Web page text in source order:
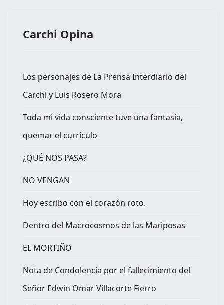
Carchi Opina
Los personajes de La Prensa Interdiario del
Carchi y Luis Rosero Mora
Toda mi vida consciente tuve una fantasía,
quemar el currículo
¿QUÉ NOS PASA?
NO VENGAN
Hoy escribo con el corazón roto.
Dentro del Macrocosmos de las Mariposas
EL MORTIÑO
Nota de Condolencia por el fallecimiento del
Señor Edwin Omar Villacorte Fierro